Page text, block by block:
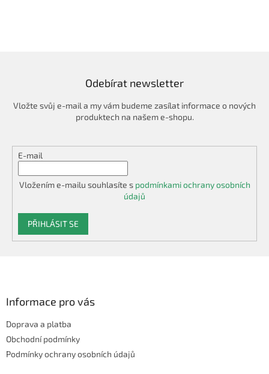
Odebírat newsletter
Vložte svůj e-mail a my vám budeme zasílat informace o nových
produktech na našem e-shopu.
E-mail
Vložením e-mailu souhlasíte s podmínkami ochrany osobních
údajů
PŘIHLÁSIT SE
Informace pro vás
Doprava a platba
Obchodní podmínky
Podmínky ochrany osobních údajů